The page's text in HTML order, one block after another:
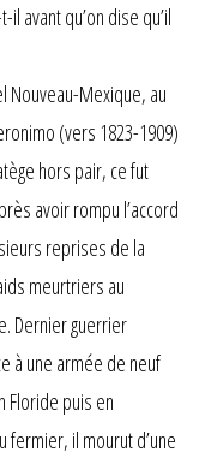
avant qu’on dise qu’il
Nouveau-Mexique, au
(vers 1823-1909)
hors pair, ce fut
avoir rompu l’accord
reprises de la
meurtriers au
Dernier guerrier
à une armée de neuf
Floride puis en
fermier, il mourut d’une